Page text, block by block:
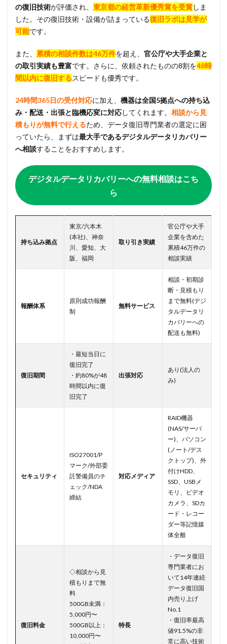
の復旧技術が評価され、 東京都の経営革新優秀賞を受賞しま
した。その復旧技術・設備が詰まっている復旧ラボは見学が
可能です。
また、 累積の相談件数は46万件を超え、 官公庁や大手企業と
の取引実績も豊富です。さらに、依頼されたものの8割を48時
間以内に復旧するスピードも優秀です。
24時間365日の受付対応に加え、 機器は全国5拠点への持ち込
み・配送・出張と臨機応変に対応してくれます。 相談から見
積もりが無料で行えるため、データ復旧専門業者の選定に困
っていたら、まずは最大手であるデジタルデータリカバリー
へ相談することをおすすめします。
デジタルデータリカバリーへの無料相談はこち
ら
持ち込み拠点
東京/六本木
(本社)、神奈
川、愛知、大
阪、福岡
取り引き実績
官公庁や大手
企業を含めた
累積46万件の
相談実績
報酬体系
原則成功報酬
制
無料サービス
相談・初期診
断・見積もり
まで無料(デジ
タルデータリ
カバリーへの
配送も無料)
復旧期間
・最短当日に
復旧完了
・約80%が48
時間以内に復
旧完了
出張対応
あり(法人の
み)
セキュリティ
ISO27001/P
マーク/外部委
託警備員のチ
ェック/NDA
締結
対応メディア
RAID機器
(NAS/サーバ
ー)、パソコン
(ノート/デス
クトップ)、外
付けHDD、
SSD、USBメ
モリ、ビデオ
カメラ、SDカ
ード・レコー
ダー等記憶媒
体全般
復旧料金
◇相談から見
積もりまで無
料
500GB未満：
5,000円〜
500GB以上：
10,000円〜
特長
・データ復旧
専門業者にお
いて14年連続
データ復旧国
内売り上げ
No.1
・復旧率最高
値91.5%の非
常に高い技術